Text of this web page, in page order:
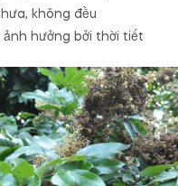
không đều
ảnh hưởng bởi thời tiết